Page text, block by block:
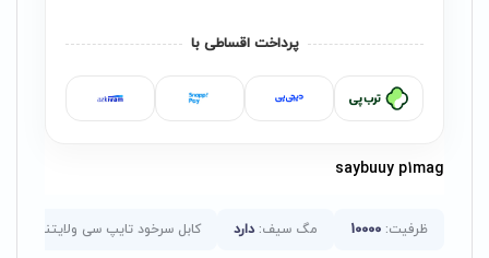
پرداخت اقساطی با
saybuuy p1mag
ظرفیت: 10000 مگ سیف: دارد کابل سرخود تایپ سی ولایتنینگ :